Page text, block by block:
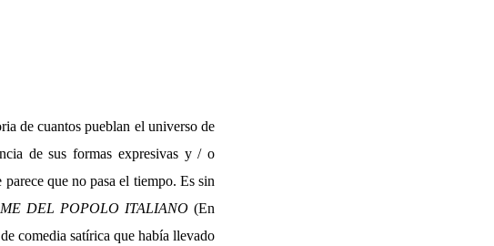
de cuantos pueblan el universo de
de sus formas expresivas y / o
que no pasa el tiempo. Es sin
DEL POPOLO ITALIANO(En
comedia satírica que había llevado